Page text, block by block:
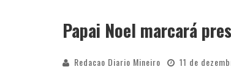
Papai Noel marcará
Redacao Diario Mineiro 11 de